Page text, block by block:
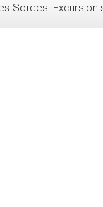
Sordes: